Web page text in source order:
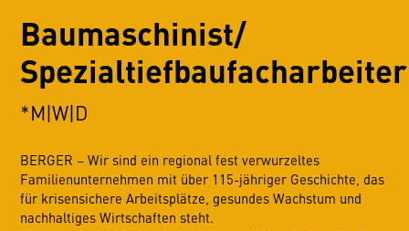
Baumaschinist/
*M|W|D
BERGER – Wir sind ein regional fest verwurzeltes
Familienunternehmen mit über 115-jähriger Geschichte, das
für krisensichere Arbeitsplätze, gesundes Wachstum und
nachhaltiges Wirtschaften steht.